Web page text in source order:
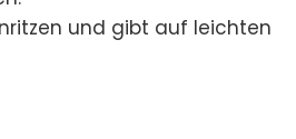
und gibt auf leichten